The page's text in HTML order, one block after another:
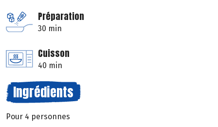
Préparation
30 min
Cuisson
40 min
Ingrédients
Pour 4 personnes